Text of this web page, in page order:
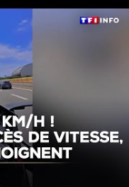
de
de
à plus de 180